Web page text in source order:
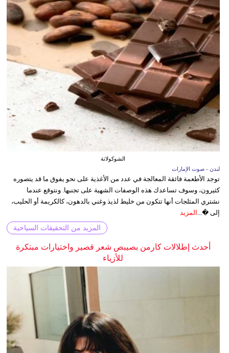
الشوكولاتة
لندن - صوت الإمارات
توجد الأطعمة فائقة المعالجة في عدد من الأغذية على نحو يفوق ما قد يتصوره
كثيرون، وسوف تساعدك هذه الوصفات الشهية على تجنبها. ونتوقع عندما
نشتري المثلجات أنها تتكون من خليط لذيذ وغني بالدهون، كالكريمة أو الحليب،
إلى �... المزيد
المزيد من التحقيقات السياحية
أحدث إطلالات كارمن بصيبص شعر قصير واختيارات مبتكرة
للأزياء